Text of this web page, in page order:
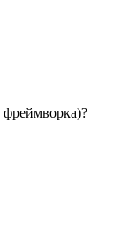
фреймворка)?